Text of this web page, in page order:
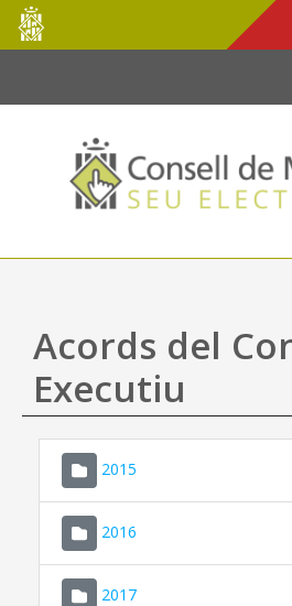
Salta al contingut principal
Consell
de
Mallorca
Acords del
Executiu
2015
2016
2017